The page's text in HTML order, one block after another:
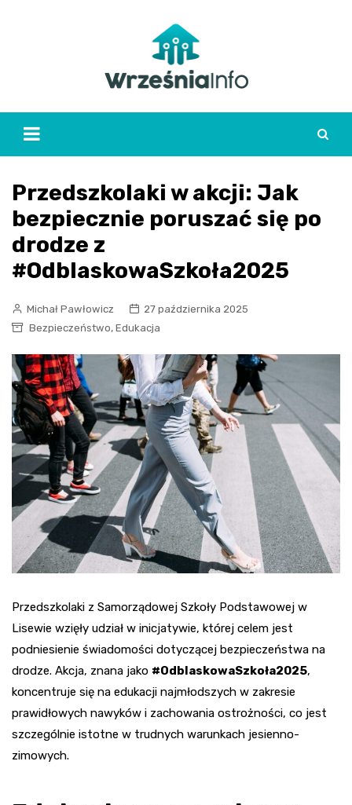
Przedszkolaki w akcji: Jak
bezpiecznie poruszać się po
drodze z
#OdblaskowaSzkoła2025
Michał Pawłowicz
27 października 2025
Bezpieczeństwo, Edukacja
Przedszkolaki z Samorządowej Szkoły Podstawowej w
Lisewie wzięły udział w inicjatywie, której celem jest
podniesienie świadomości dotyczącej bezpieczeństwa na
drodze. Akcja, znana jako #OdblaskowaSzkoła2025,
koncentruje się na edukacji najmłodszych w zakresie
prawidłowych nawyków i zachowania ostrożności, co jest
szczególnie istotne w trudnych warunkach jesienno-
zimowych.